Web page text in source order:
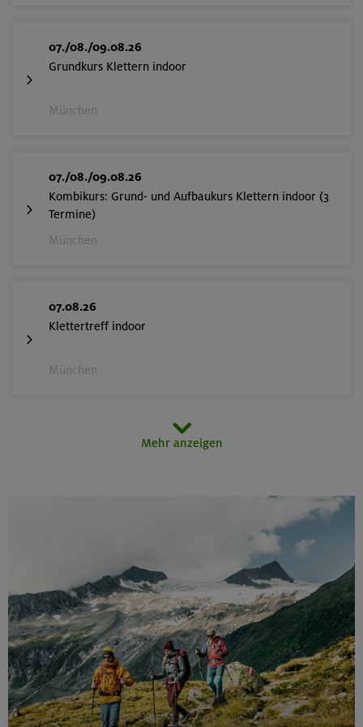
07./08./09.08.26
Grundkurs Klettern indoor
München
07./08./09.08.26
Kombikurs: Grund- und Aufbaukurs Klettern indoor (3
Termine)
München
07.08.26
Klettertreff indoor
München
München und Umgebung (inkl. bayer. Voralpenraum)
Heilbronner Weg, Bockkarkopf 2609 m
Allgäuer Alpen
10./11./12.08.26
Aufbaukurs Klettern indoor (3 Termine)
Mehr anzeigen